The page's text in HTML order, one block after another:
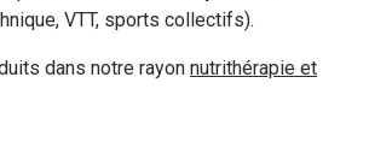
VTT, sports collectifs).
dans notre rayon nutrithérapie et